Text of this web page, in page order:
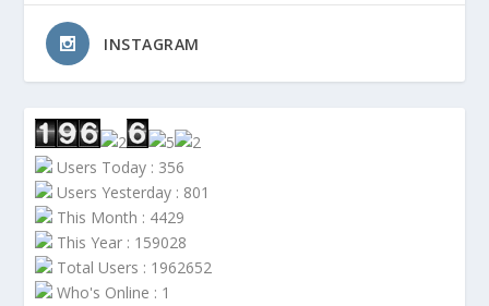
INSTAGRAM
Users Today : 356
Users Yesterday : 801
This Month : 4429
This Year : 159028
Total Users : 1962652
Who's Online : 1